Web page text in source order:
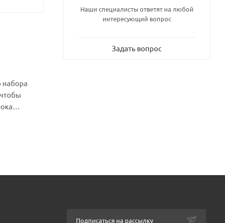
набора
станет
Наши специалисты ответят на любой
интересующий вопрос
Задать вопрос
Подписаться на рассылку